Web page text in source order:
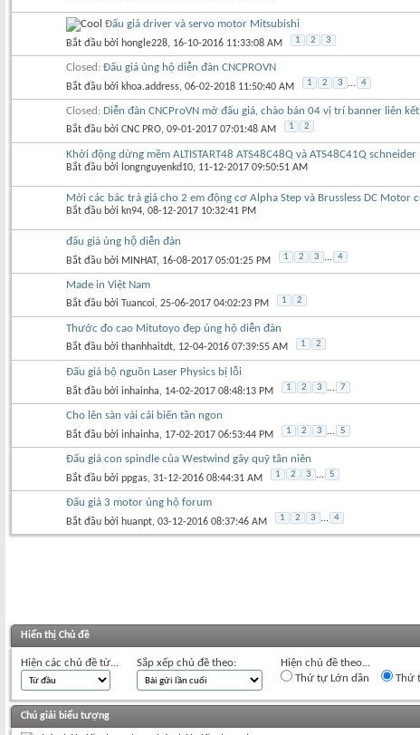
Đấu giá driver và servo motor Mitsubishi
Bắt đầu bởi hongle228‎, 16-10-2016 11:33:08 AM 1 2 3
Closed: Đấu giá ủng hộ diễn đàn CNCPROVN
Bắt đầu bởi khoa.address‎, 06-02-2018 11:50:40 AM 1 2 3 ... 4
Closed: Diễn đàn CNCProVN mở đấu giá, chào bán 04 vị trí banner liên
Bắt đầu bởi CNC PRO‎, 09-01-2017 07:01:48 AM 1 2
Khởi động dừng mềm ALTISTART48 ATS48C48Q và ATS48C41Q schneider
Bắt đầu bởi longnguyenkd10‎, 11-12-2017 09:50:51 AM
Mời các bác trả giá cho 2 em động cơ Alpha Step và Brussless DC Motor
Bắt đầu bởi kn94‎, 08-12-2017 10:32:41 PM
đấu giá ủng hộ diễn đàn
Bắt đầu bởi MINHAT‎, 16-08-2017 05:01:25 PM 1 2 3 ... 4
Made in Việt Nam
Bắt đầu bởi Tuancoi‎, 25-06-2017 04:02:23 PM 1 2
Thước đo cao Mitutoyo đẹp ủng hộ diễn đàn
Bắt đầu bởi thanhhaitdt‎, 12-04-2016 07:39:55 AM 1 2
Đấu giá bộ nguồn Laser Physics bị lỗi
Bắt đầu bởi inhainha‎, 14-02-2017 08:48:13 PM 1 2 3 ... 7
Cho lên sàn vài cái biến tần ngon
Bắt đầu bởi inhainha‎, 17-02-2017 06:53:44 PM 1 2 3 ... 5
Đấu giá con spindle của Westwind gây quỹ tân niên
Bắt đầu bởi ppgas‎, 31-12-2016 08:44:31 AM 1 2 3 ... 5
Đấu giá 3 motor ủng hộ forum
Bắt đầu bởi huanpt‎, 03-12-2016 08:37:46 AM 1 2 3 ... 4
Hiển thị Chủ đề
Hiện các chủ đề từ... Sắp xếp chủ đề theo:
Hiện chủ đề theo...
Thứ tự Lớn dần
Thứ
Chú giải biểu tượng